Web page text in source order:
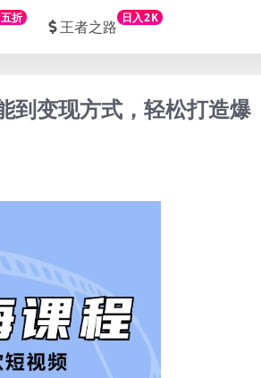
折 王者之路 日入2K
到变现方式，轻松打造爆